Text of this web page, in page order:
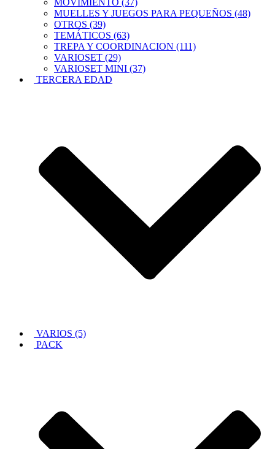
MOVIMIENTO (37)
MUELLES Y JUEGOS PARA PEQUEÑOS (48)
OTROS (39)
TEMÁTICOS (63)
TREPA Y COORDINACION (111)
VARIOSET (29)
VARIOSET MINI (37)
TERCERA EDAD
VARIOS (5)
PACK